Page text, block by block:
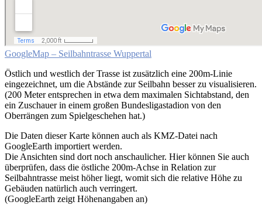
GoogleMap – Seilbahntrasse Wuppertal
Östlich und westlich der Trasse ist zusätzlich eine 200m-Linie
eingezeichnet, um die Abstände zur Seilbahn besser zu visualisieren.
(200 Meter entsprechen in etwa dem maximalen Sichtabstand, den
ein Zuschauer in einem großen Bundesligastadion von den
Oberrängen zum Spielgeschehen hat.)
Die Daten dieser Karte können auch als KMZ-Datei nach
GoogleEarth importiert werden.
Die Ansichten sind dort noch anschaulicher. Hier können Sie auch
überprüfen, dass die östliche 200m-Achse in Relation zur
Seilbahntrasse meist höher liegt, womit sich die relative Höhe zu
Gebäuden natürlich auch verringert.
(GoogleEarth zeigt Höhenangaben an)